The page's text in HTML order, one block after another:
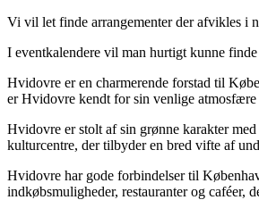
Vi vil let finde arrangementer der afvikles i
I eventkalendere vil man hurtigt kunne
Hvidovre er en charmerende forstad til
er Hvidovre kendt for sin venlige
Hvidovre er stolt af sin grønne karakter
kulturcentre, der tilbyder en bred vifte af
Hvidovre har gode forbindelser til
indkøbsmuligheder, restauranter og caféer,